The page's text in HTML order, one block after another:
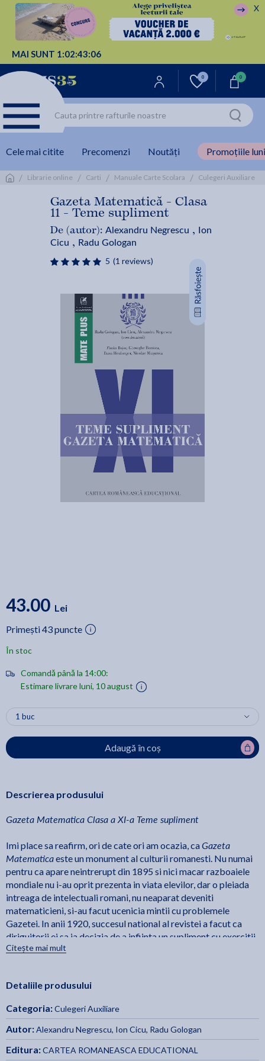
MAI SUNT 1:02:43:06
X
0 0
Cele mai citite Precomenzi Noutăți Promoțiile
/ Librarie online / Carti / Manuale Carte Scolara / Culegeri Auxiliare
Gazeta Matematică - Clasa
11 - Teme supliment
De (autor): Alexandru Negrescu , Ion
Cicu , Radu Gologan
5 (1 reviews)
43.00 Lei
Primești 43 puncte
În stoc
Comandă până la 14:00:
Estimare livrare luni, 10 august
Adaugă în coș
Descrierea produsului
Gazeta Matematica Clasa a XI-a Teme supliment
Imi place sa reafirm, ori de cate ori am ocazia, caGazeta
Matematicaeste un monument al culturii romanesti. Nu numai
pentru ca apare neintrerupt din 1895 si nici macar razboaiele
mondiale nu i-au oprit prezenta in viata elevilor, dar o pleiada
intreaga de intelectuali romani, nu neaparat deveniti
matematicieni, si-au facut ucenicia mintii cu problemele
Gazetei. In anii 1920, succesul national al revistei a facut ca
diriguitorii ei sa ia decizia de a infiinta un supliment cu exercitii
accesibil elevilor cu drag de matematica. Asa au aparut primele
Gazetei matematice. El s-a vrut un accesoriu pentru elevii cu
pretins ca problemele sa fie originale; importanta in Supliment
este informatia matematica. Iata ca acum, dupa 10 ani,
realizam ca ideea a fost excelenta. Cele noua volume, cu
problemele din Supliment destinate elevilor din clasele IV-XII,
Citește mai mult
Detaliile produsului
Categoria:Culegeri Auxiliare
Autor:Alexandru Negrescu, Ion Cicu, Radu Gologan
Editura:CARTEA ROMANEASCA EDUCATIONAL